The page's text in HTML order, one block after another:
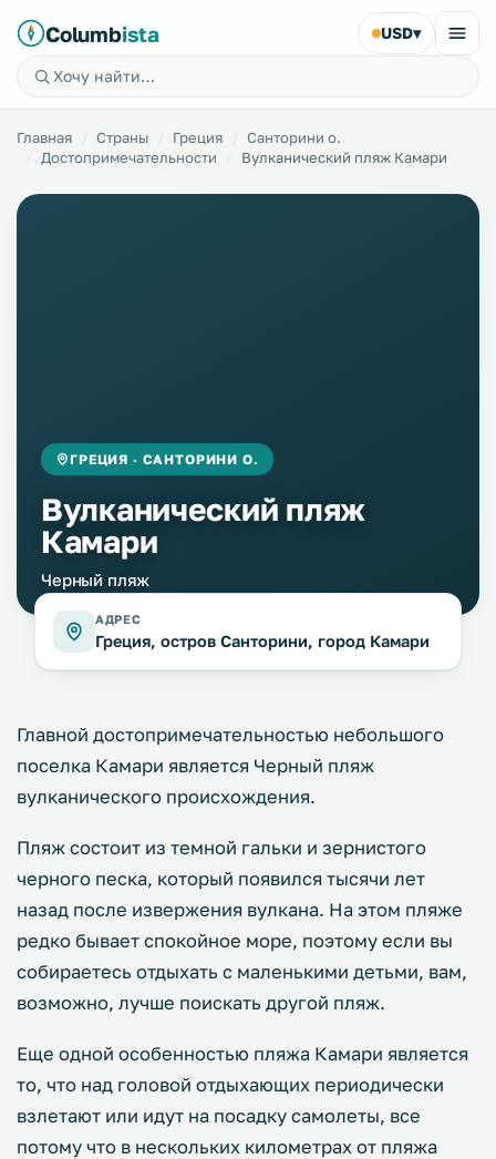
Columbista USD▾
Главная Страны Греция
Санторини о.
Достопримечательности
Вулканический пляж Камари
ГРЕЦИЯ · САНТОРИНИ О.
Вулканический пляж
Камари
Черный пляж
АДРЕС
Греция, остров Санторини, город Камари
Главной достопримечательностью небольшого
поселка Камари является Черный пляж
вулканического происхождения.
Пляж состоит из темной гальки и зернистого
черного песка, который появился тысячи лет
назад после извержения вулкана. На этом пляже
редко бывает спокойное море, поэтому если вы
собираетесь отдыхать с маленькими детьми, вам,
возможно, лучше поискать другой пляж.
Еще одной особенностью пляжа Камари является
то, что над головой отдыхающих периодически
взлетают или идут на посадку самолеты, все
потому что в нескольких километрах от пляжа